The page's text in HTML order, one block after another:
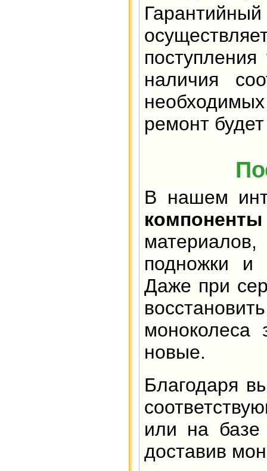
наличия
ремонт
В нашем
компоненты
подножки и
Даже при
новые.
Благодаря
или на
доставив